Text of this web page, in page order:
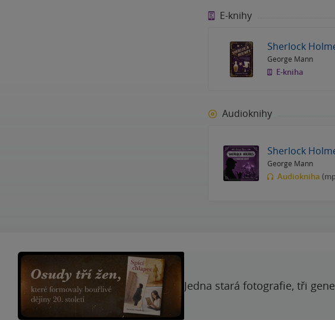
E-knihy
Sherlock
George Mann
E-kniha
Audioknihy
Sherlock
George Mann
Audiokniha
Jedna stará fotografie, tři